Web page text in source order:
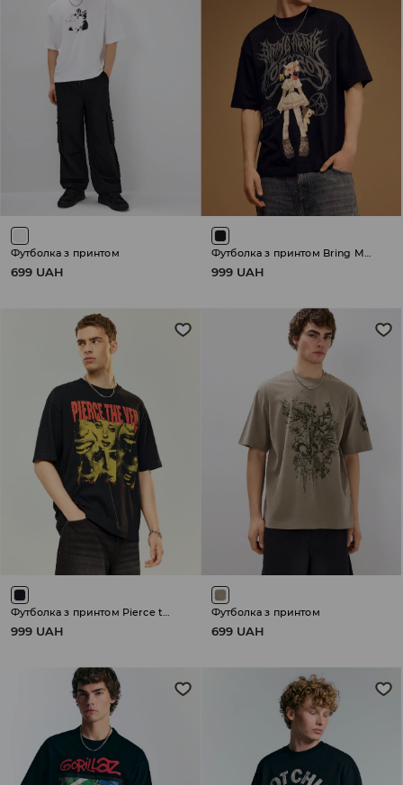
Футболка з принтом
699 UAH
Футболка з принтом Bring Me The Horizon
999 UAH
Футболка з принтом Pierce the Veil
999 UAH
Футболка з принтом
699 UAH